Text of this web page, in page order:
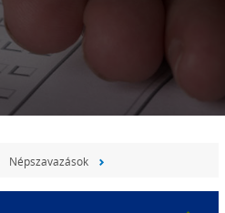
Népszavazások